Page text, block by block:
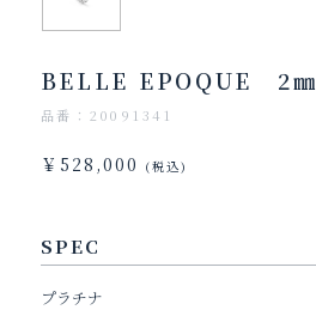
BELLE EPOQUE 2㎜
品番：20091341
￥528,000 (税込)
SPEC
プラチナ